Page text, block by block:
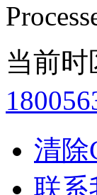
当前时
清除
联系